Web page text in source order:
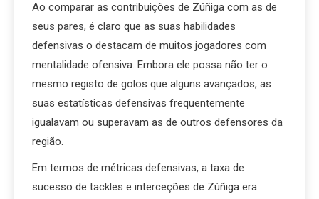
Ao comparar as contribuições de Zúñiga com as de
seus pares, é claro que as suas habilidades
defensivas o destacam de muitos jogadores com
mentalidade ofensiva. Embora ele possa não ter o
mesmo registo de golos que alguns avançados, as
suas estatísticas defensivas frequentemente
igualavam ou superavam as de outros defensores da
região.
Em termos de métricas defensivas, a taxa de
sucesso de tackles e interceções de Zúñiga era